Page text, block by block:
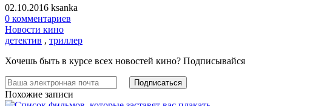
02.10.2016 ksanka
0 комментариев
Новости кино
детектив , триллер
Хочешь быть в курсе всех новостей кино? Подписывайся
Похожие записи